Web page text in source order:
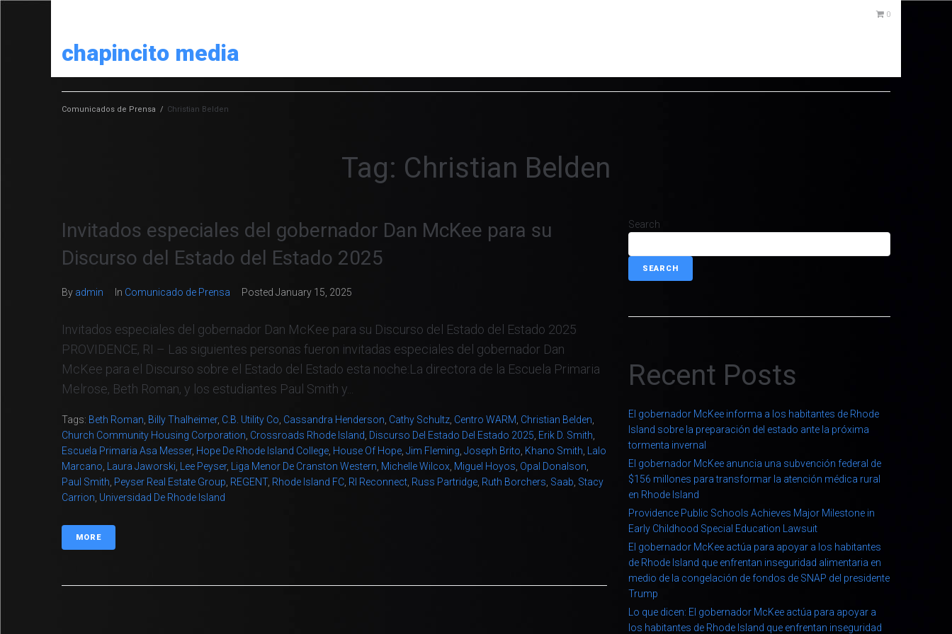
0
chapincito media
Comunicados de Prensa / Christian Belden
Tag: Christian Belden
Invitados especiales del gobernador Dan McKee para su
Discurso del Estado del Estado 2025
By admin In Comunicado de Prensa Posted January 15, 2025
Invitados especiales del gobernador Dan McKee para su Discurso del Estado del Estado 2025
PROVIDENCE, RI – Las siguientes personas fueron invitadas especiales del gobernador Dan
McKee para el Discurso sobre el Estado del Estado esta noche:La directora de la Escuela Primaria
Melrose, Beth Roman, y los estudiantes Paul Smith y...
Tags: Beth Roman Billy Thalheimer, C.B. Utility Co Cassandra Henderson Cathy Schultz Centro WARM Christian Belden
Church Community Housing Corporation Crossroads Rhode Island Discurso Del Estado Del Estado 2025 Erik D. Smith
Escuela Primaria Asa Messer, Hope De Rhode Island College House Of Hope Jim Fleming Joseph Brito Khano Smith
Lalo
Marcano
Laura Jaworski Lee Peyser, Liga Menor De Cranston Western Michelle Wilcox Miguel Hoyos Opal Donalson
Paul Smith Peyser Real Estate Group REGENT, Rhode Island FC RI Reconnect Russ Partridge Ruth Borchers Saab Stacy
Carrion Universidad De Rhode Island
MORE
Search
SEARCH
Recent Posts
El gobernador McKee informa a los habitantes de Rhode
Island sobre la preparación del estado ante la próxima
tormenta invernal
El gobernador McKee anuncia una subvención federal de
$156 millones para transformar la atención médica rural
en Rhode Island
Providence Public Schools Achieves Major Milestone in
Early Childhood Special Education Lawsuit
El gobernador McKee actúa para apoyar a los habitantes
de Rhode Island que enfrentan inseguridad alimentaria en
medio de la congelación de fondos de SNAP del presidente
Trump
Lo que dicen: El gobernador McKee actúa para apoyar a
los habitantes de Rhode Island que enfrentan inseguridad